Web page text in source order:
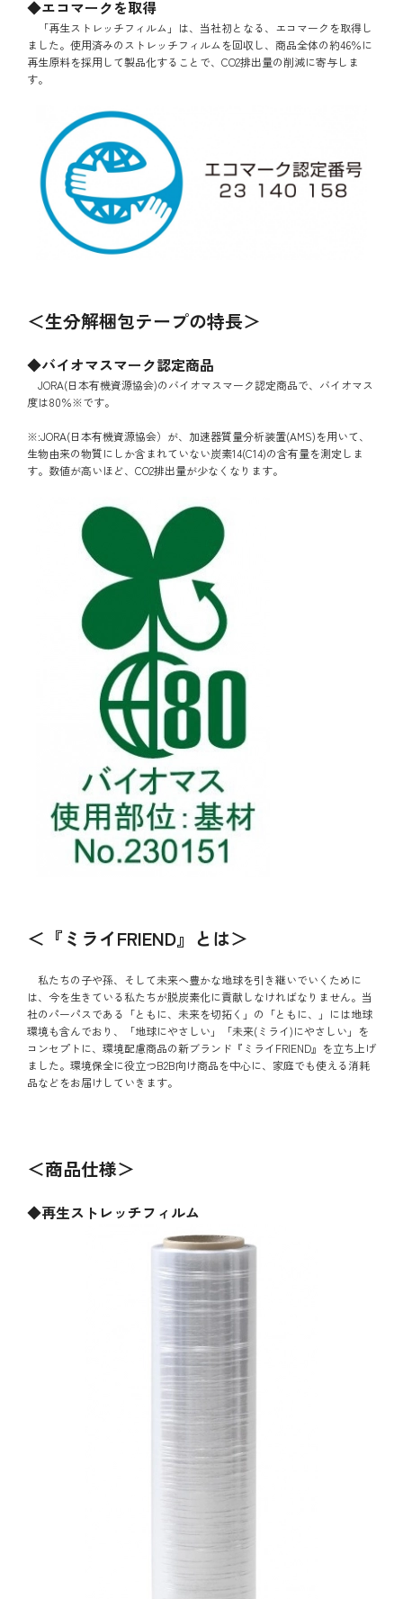
◆エコマークを取得
「再生ストレッチフィルム」は、当社初となる、エコマークを取得し
ました。使用済みのストレッチフィルムを回収し、商品全体の約46％に
再生原料を採用して製品化することで、CO2排出量の削減に寄与しま
す。
＜生分解梱包テープの特長＞
◆バイオマスマーク認定商品
JORA(日本有機資源協会)のバイオマスマーク認定商品で、バイオマス
度は80％※です。
※:JORA(日本有機資源協会）が、加速器質量分析装置(AMS)を用いて、
生物由来の物質にしか含まれていない炭素14(C14)の含有量を測定しま
す。数値が高いほど、CO2排出量が少なくなります。
＜『ミライFRIEND』とは＞
私たちの子や孫、そして未来へ豊かな地球を引き継いでいくために
は、今を生きている私たちが脱炭素化に貢献しなければなりません。当
社のパーパスである「ともに、未来を切拓く」の「ともに、」には地球
環境も含んでおり、「地球にやさしい」「未来(ミライ)にやさしい」を
コンセプトに、環境配慮商品の新ブランド『ミライFRIEND』を立ち上げ
ました。環境保全に役立つB2B向け商品を中心に、家庭でも使える消耗
品などをお届けしていきます。
＜商品仕様＞
◆再生ストレッチフィルム